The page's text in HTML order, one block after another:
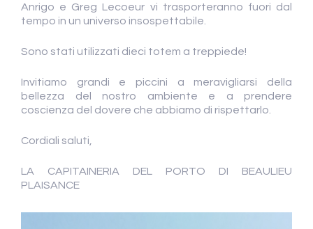
Anrigo e Greg Lecoeur vi trasporteranno fuori dal
tempo in un universo insospettabile.
Sono stati utilizzati dieci totem a treppiede!
Invitiamo grandi e piccini a meravigliarsi della
bellezza del nostro ambiente e a prendere
coscienza del dovere che abbiamo di rispettarlo.
Cordiali saluti,
LA CAPITAINERIA DEL PORTO DI BEAULIEU
PLAISANCE